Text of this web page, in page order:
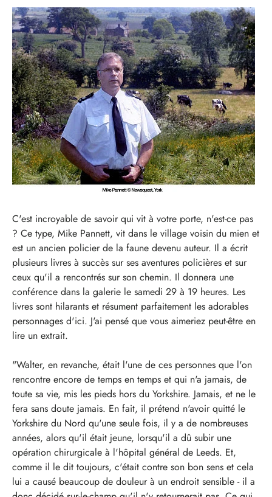
C'est incroyable de savoir qui vit à votre porte, n'est-ce pas
? Ce type, Mike Pannett, vit dans le village voisin du mien et
est un ancien policier de la faune devenu auteur. Il a écrit
plusieurs livres à succès sur ses aventures policières et sur
ceux qu'il a rencontrés sur son chemin. Il donnera une
conférence dans la galerie le samedi 29 à 19 heures. Les
livres sont hilarants et résument parfaitement les adorables
personnages d'ici. J'ai pensé que vous aimeriez peut-être en
lire un extrait.
"Walter, en revanche, était l'une de ces personnes que l'on
rencontre encore de temps en temps et qui n'a jamais, de
toute sa vie, mis les pieds hors du Yorkshire. Jamais, et ne le
fera sans doute jamais. En fait, il prétend n'avoir quitté le
Yorkshire du Nord qu'une seule fois, il y a de nombreuses
années, alors qu'il était jeune, lorsqu'il a dû subir une
opération chirurgicale à l'hôpital général de Leeds. Et,
comme il le dit toujours, c'était contre son bon sens et cela
lui a causé beaucoup de douleur à un endroit sensible - il a